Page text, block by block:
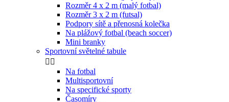
Rozměr 4 x 2 m (malý fotbal)
Rozměr 3 x 2 m (futsal)
Podpory sítě a přenosná kolečka
Na plážový fotbal (beach soccer)
Mini branky
Sportovní světelné tabule
 
Na fotbal
Multisportovní
Na specifické sporty
Časomíry